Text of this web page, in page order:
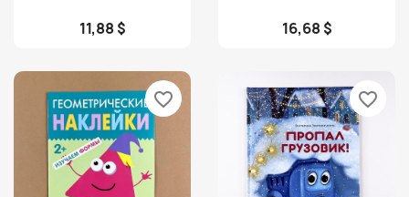
11,88 $ 16,68 $
favorite_border favorite_border